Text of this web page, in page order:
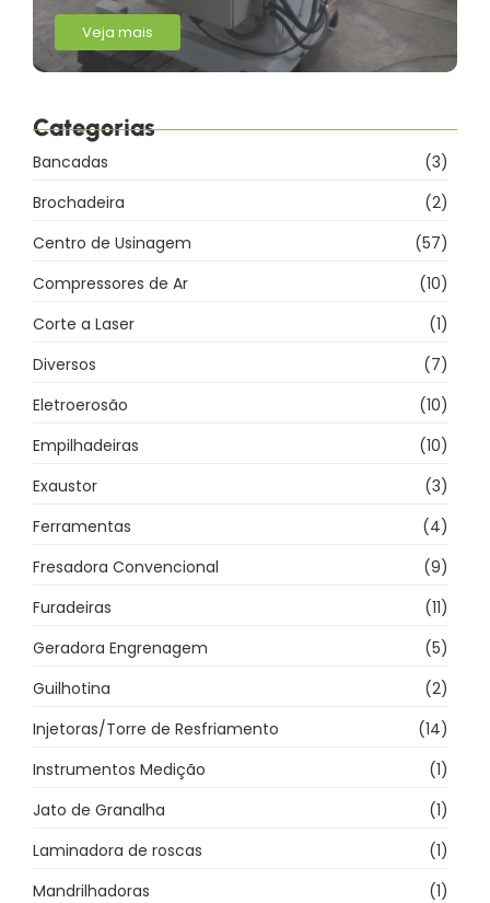
Veja mais
Categorias
Bancadas
(3)
Brochadeira
(2)
Centro de Usinagem
(57)
Compressores de Ar
(10)
Corte a Laser
(1)
Diversos
(7)
Eletroerosão
(10)
Empilhadeiras
(10)
Exaustor
(3)
Ferramentas
(4)
Fresadora Convencional
(9)
Furadeiras
(11)
Geradora Engrenagem
(5)
Guilhotina
(2)
Injetoras/Torre de Resfriamento
(14)
Instrumentos Medição
(1)
Jato de Granalha
(1)
Laminadora de roscas
(1)
Mandrilhadoras
(1)